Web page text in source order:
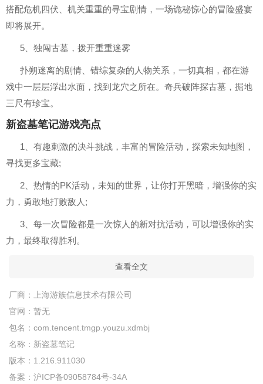
搭配危机四伏、机关重重的寻宝剧情，一场诡秘惊心的冒险盛宴
即将展开。
5、独闯古墓，拨开重重迷雾
扑朔迷离的剧情、错综复杂的人物关系，一切真相，都在游
戏中一层层浮出水面，找到龙穴之所在。奇兵破阵探古墓，掘地
三尺有珍宝。
新盗墓笔记游戏亮点
1、有趣刺激的决斗挑战，丰富的冒险活动，探索未知地图，
寻找更多宝藏;
2、热情的PK活动，未知的世界，让你打开黑暗，增强你的实
力，勇敢地打败敌人;
3、每一次冒险都是一次惊人的新对抗活动，可以增强你的实
力，最终取得胜利。
查看全文
厂商：
上海游族信息技术有限公司
官网： 暂无
包名： com.tencent.tmgp.youzu.xdmbj
名称： 新盗墓笔记
版本： 1.216.911030
备案： 沪ICP备09058784号-34A